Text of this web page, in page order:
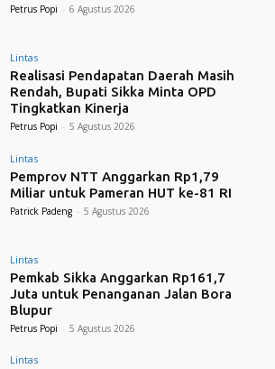
Petrus Popi - 6 Agustus 2026
Lintas
Realisasi Pendapatan Daerah Masih
Rendah, Bupati Sikka Minta OPD
Tingkatkan Kinerja
Petrus Popi - 5 Agustus 2026
Lintas
Pemprov NTT Anggarkan Rp1,79
Miliar untuk Pameran HUT ke-81 RI
Patrick Padeng - 5 Agustus 2026
Lintas
Pemkab Sikka Anggarkan Rp161,7
Juta untuk Penanganan Jalan Bora
Blupur
Petrus Popi - 5 Agustus 2026
Lintas